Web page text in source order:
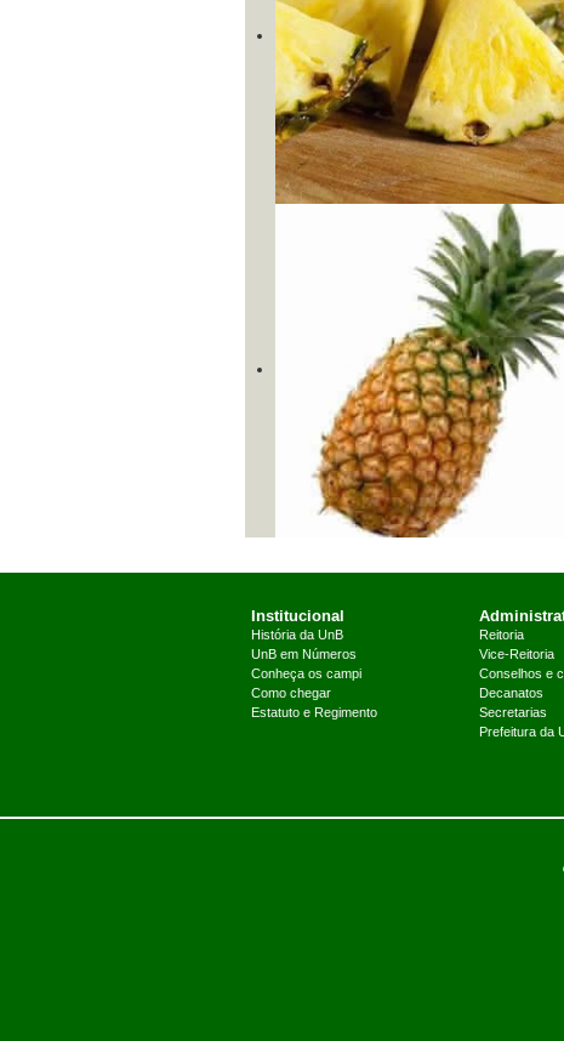
Institucional
História da UnB
UnB em Números
Conheça os campi
Como chegar
Estatuto e Regimento
Reitoria
Vice-Reitoria
Conselhos e
Decanatos
Secretarias
Prefeitura da